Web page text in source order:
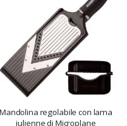
Mandolina regolabile con lama
julienne di Microplane